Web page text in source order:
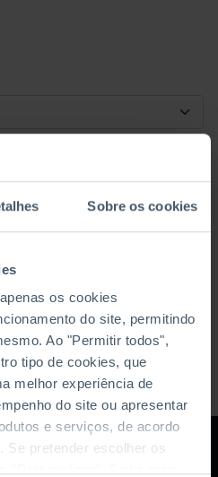
Sobre os cookies
os cookies
do site, permitindo
Ao "Permitir todos",
tipo de cookies, que
melhor experiência de
do site ou apresentar
e serviços, de acordo
Se pretender escolher os